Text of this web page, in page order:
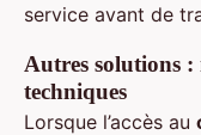
service avant de
Autres solutions :
techniques
Lorsque l’accès au